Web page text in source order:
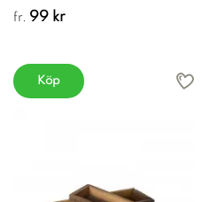
fr. 99 kr
Köp